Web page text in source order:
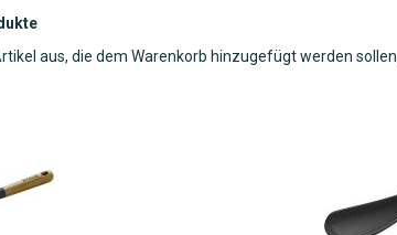
aus, die dem Warenkorb hinzugefügt werden